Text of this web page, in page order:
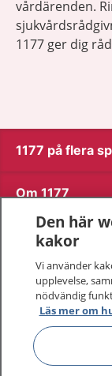
vårdärenden.
1177 ger dig
1177 på flera
Om 1177
Kontakt
Behandling av
Hantering av kakor
Den här
kakor
Vi använder
upplevelse,
nödvändig
Läs mer om